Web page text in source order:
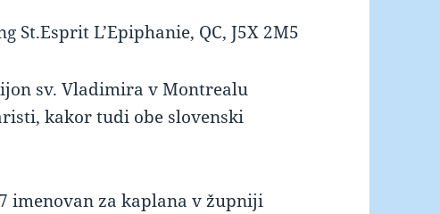
St.Esprit L’Epiphanie, QC, J5X 2M5
sv. Vladimira v Montrealu
kakor tudi obe slovenski
imenovan za kaplana v župniji